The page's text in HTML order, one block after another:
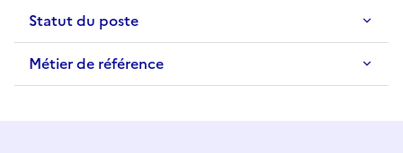
Statut du poste
Métier de référence